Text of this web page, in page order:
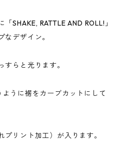
SHAKE, RATTLE AND ROLL!」
なデザイン。
らと光ります。
うに裾をカーブカットにして
リント加工）が入ります。